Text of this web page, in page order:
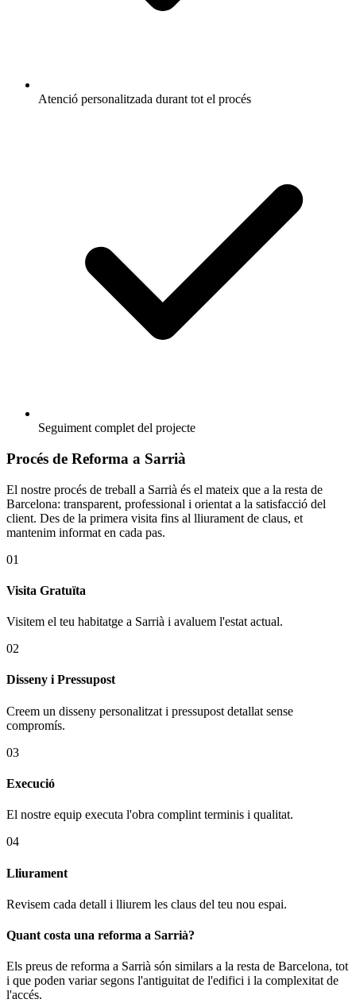
Atenció personalitzada durant tot el procés
Seguiment complet del projecte
Procés de Reforma a Sarrià
El nostre procés de treball a Sarrià és el mateix que a la resta de
Barcelona: transparent, professional i orientat a la satisfacció del
client. Des de la primera visita fins al lliurament de claus, et
mantenim informat en cada pas.
01
Visita Gratuïta
Visitem el teu habitatge a Sarrià i avaluem l'estat actual.
02
Disseny i Pressupost
Creem un disseny personalitzat i pressupost detallat sense
compromís.
03
Execució
El nostre equip executa l'obra complint terminis i qualitat.
04
Lliurament
Revisem cada detall i lliurem les claus del teu nou espai.
Quant costa una reforma a Sarrià?
Els preus de reforma a Sarrià són similars a la resta de Barcelona, tot
i que poden variar segons l'antiguitat de l'edifici i la complexitat de
l'accés.